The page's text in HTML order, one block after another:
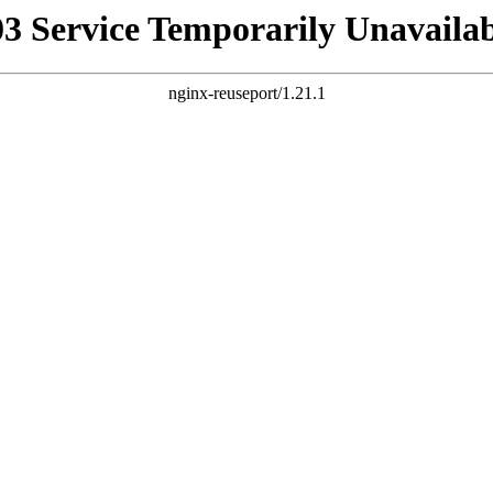
Service Temporarily
nginx-reuseport/1.21.1